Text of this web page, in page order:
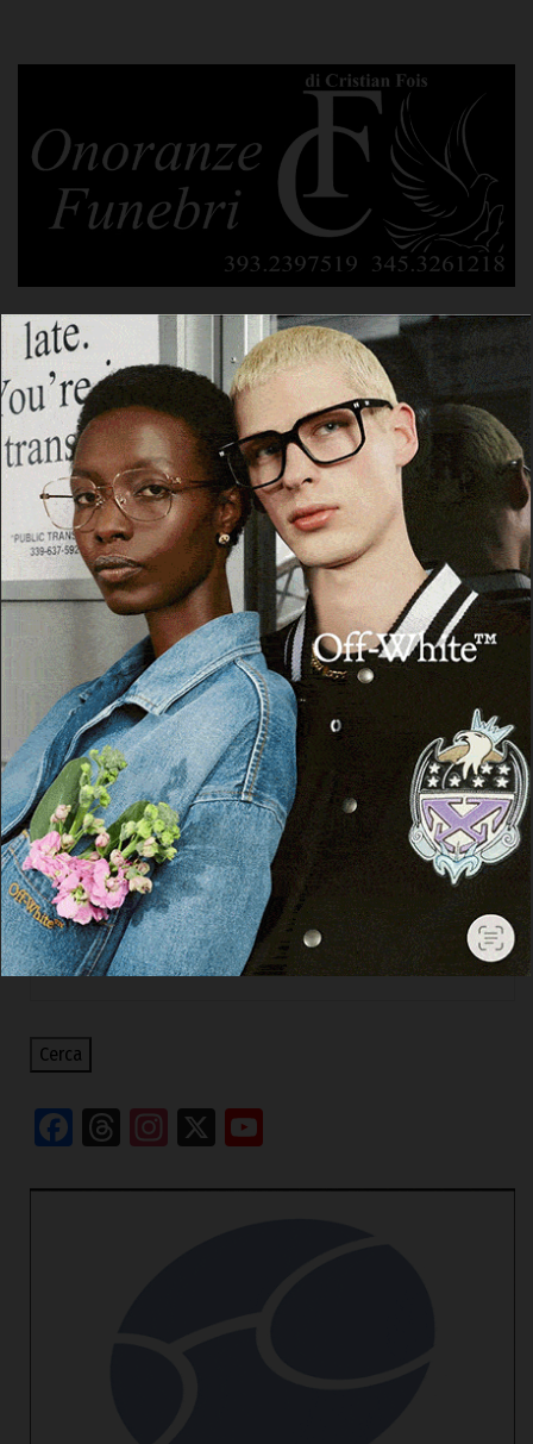
POTREBBE PIACERTI ANCHE
PLOAGHE
Ploaghe, Saverio Sau si prepara per il
campionato Italiano di Surf Casting di
Bibione
31 Agosto 2022, 16:09
Cerca
Cerca
Facebook
Threads
Instagram
X